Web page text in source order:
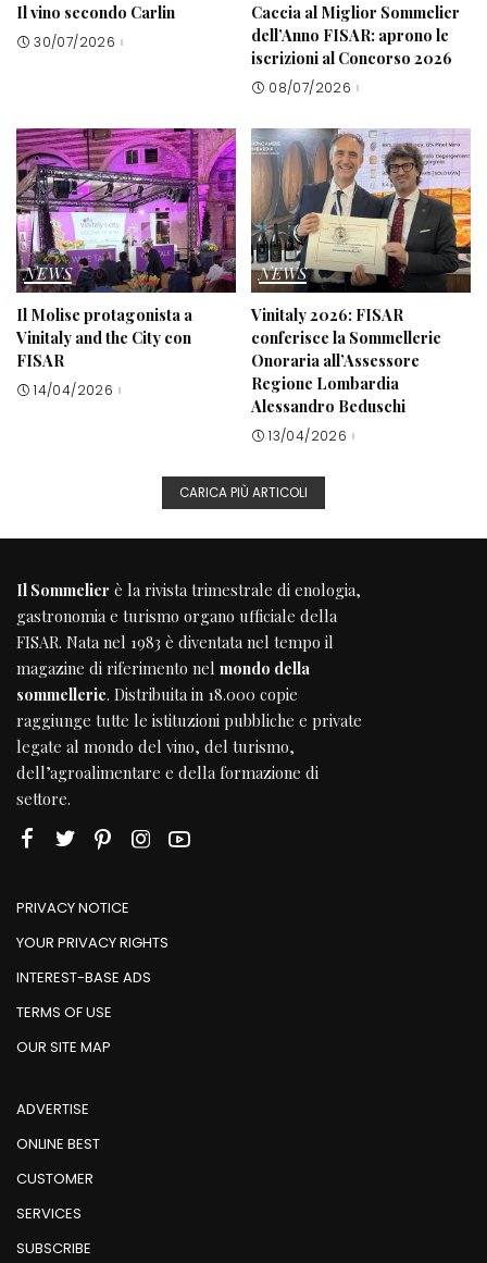
Il vino secondo Carlin
30/07/2026
Caccia al Miglior Sommelier
dell’Anno FISAR: aprono le
iscrizioni al Concorso 2026
08/07/2026
NEWS
Il Molise protagonista a
Vinitaly and the City con
FISAR
14/04/2026
NEWS
Vinitaly 2026: FISAR
conferisce la Sommellerie
Onoraria all’Assessore
Regione Lombardia
Alessandro Beduschi
13/04/2026
CARICA PIÙ ARTICOLI
Il Sommelier è la rivista trimestrale di enologia,
gastronomia e turismo organo ufficiale della
FISAR. Nata nel 1983 è diventata nel tempo il
magazine di riferimento nel mondo della
sommellerie. Distribuita in 18.000 copie
raggiunge tutte le istituzioni pubbliche e private
legate al mondo del vino, del turismo,
dell’agroalimentare e della formazione di
settore.
PRIVACY NOTICE
YOUR PRIVACY RIGHTS
INTEREST-BASE ADS
TERMS OF USE
OUR SITE MAP
ADVERTISE
ONLINE BEST
CUSTOMER
SERVICES
SUBSCRIBE